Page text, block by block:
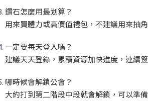
鑽石怎麼用最划算？
用來買體力或高價值禮包，不建議用來抽
一定要每天登入嗎？
建議天天登錄，累積資源加快進度，連續
哪時候會解鎖公會？
大約打到第二階段中段就會解鎖，可以準備